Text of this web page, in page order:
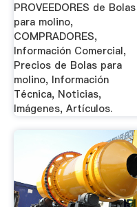
PROVEEDORES de Bolas
para molino,
COMPRADORES,
Información Comercial,
Precios de Bolas para
molino, Información
Técnica, Noticias,
Imágenes, Artículos.